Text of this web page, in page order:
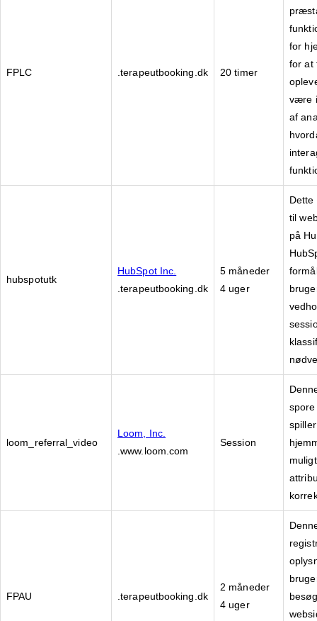
FPLC .terapeutbooking.dk 20 timer
for
for at
være
af
hubspotutk
HubSpot Inc.
.terapeutbooking.dk
5 måneder
4 uger
Dette
til
på
loom_referral_video
Loom, Inc.
.www.loom.com
Session
FPAU .terapeutbooking.dk
2 måneder
4 uger